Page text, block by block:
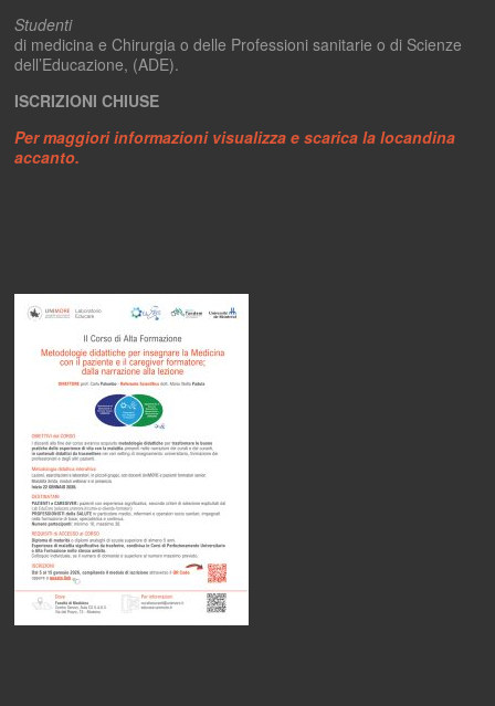
Studenti
di medicina e Chirurgia o delle Professioni sanitarie o di Scienze
dell’Educazione, (ADE).
ISCRIZIONI CHIUSE
Per maggiori informazioni visualizza e scarica la locandina
accanto.